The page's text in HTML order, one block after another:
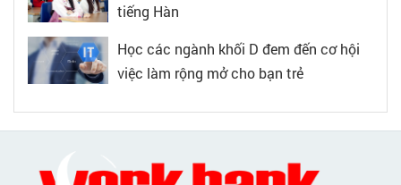
tiếng Hàn
Học các ngành khối D đem đến cơ hội
việc làm rộng mở cho bạn trẻ